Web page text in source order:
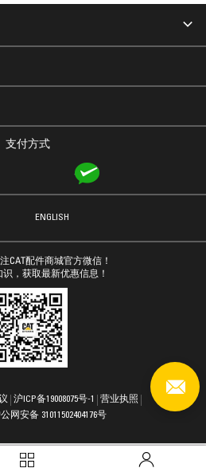
支付方式
ENGLISH
CAT配件商城官方微信！
，获取最新优惠信息！
沪ICP备19008075号-1
营业执照
网安备 31011502404176号